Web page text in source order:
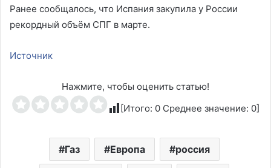
Ранее сообщалось, что Испания закупила у России
рекордный объём СПГ в марте.
Источник
Нажмите, чтобы оценить статью!
[Итого: 0 Среднее значение: 0]
Газ Европа россия